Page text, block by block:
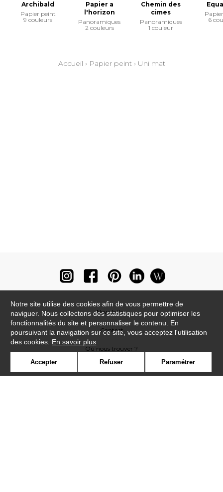
Archibald
Papier peint
9 couleurs
Papier a
l'horizon
Panoramiques
2 couleurs
Chemin des
cimes
Panoramiques
1 couleur
6
Accueil › Papier peint› Uni mat
Newsletter
Contact
Où nous trouver ?
Notre site utilise des cookies afin de vous permettre de
naviguer. Nous collectons des statistiques pour optimiser les
fonctionnalités du site et personnaliser le contenu. En
poursuivant la navigation sur ce site, vous acceptez l'utilisation
des cookies. En savoir plus
Accepter Refuser Paramétrer